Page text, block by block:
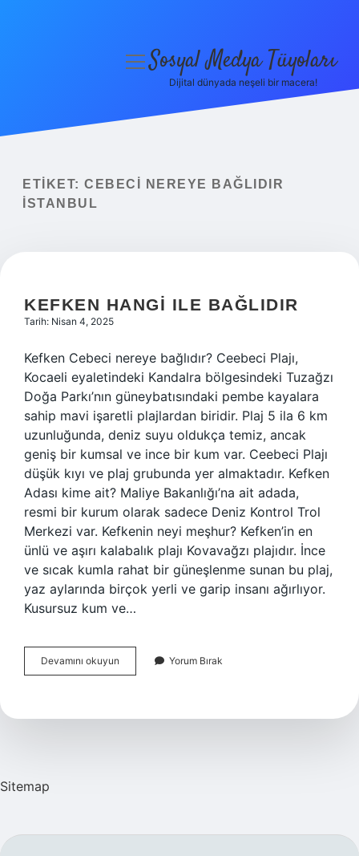
Yasal Uyarı
menüyüSosyal Medya Tüyoları
Dijital dünyada neşeli bir macera!
ETIKET: CEBECI NEREYE BAĞLIDIR
İSTANBUL
KEFKEN HANGI ILE BAĞLIDIR
Tarih: Nisan 4, 2025
Kefken Cebeci nereye bağlıdır? Ceebeci Plajı,
Kocaeli eyaletindeki Kandalra bölgesindeki Tuzağzı
Doğa Parkı’nın güneybatısındaki pembe kayalara
sahip mavi işaretli plajlardan biridir. Plaj 5 ila 6 km
uzunluğunda, deniz suyu oldukça temiz, ancak
geniş bir kumsal ve ince bir kum var. Ceebeci Plajı
düşük kıyı ve plaj grubunda yer almaktadır. Kefken
Adası kime ait? Maliye Bakanlığı’na ait adada,
resmi bir kurum olarak sadece Deniz Kontrol Trol
Merkezi var. Kefkenin neyi meşhur? Kefken’in en
ünlü ve aşırı kalabalık plajı Kovavağzı plajıdır. İnce
ve sıcak kumla rahat bir güneşlenme sunan bu plaj,
yaz aylarında birçok yerli ve garip insanı ağırlıyor.
Kusursuz kum ve…
Devamını okuyun
Hangi
Yorum Bırak
Sitemap